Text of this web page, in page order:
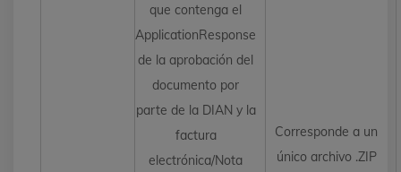
que contenga el
ApplicationResponse
de la aprobación del
documento por
parte de la DIAN y la
factura
electrónica/Nota
Corresponde a un
único archivo .ZIP